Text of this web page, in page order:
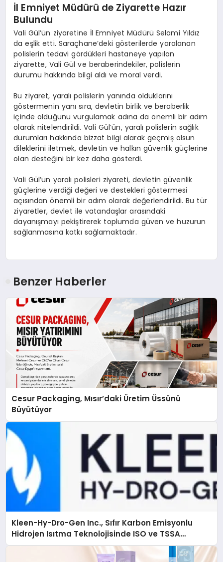
İl Emniyet Müdürü de Ziyarette Hazır
Bulundu
Vali Gül’ün ziyaretine İl Emniyet Müdürü Selami Yıldız
da eşlik etti. Saraçhane’deki gösterilerde yaralanan
polislerin tedavi gördükleri hastaneye yapılan
ziyarette, Vali Gül ve beraberindekiler, polislerin
durumu hakkında bilgi aldı ve moral verdi.
Bu ziyaret, yaralı polislerin yanında olduklarını
göstermenin yanı sıra, devletin birlik ve beraberlik
içinde olduğunu vurgulamak adına da önemli bir adım
olarak nitelendirildi. Vali Gül’ün, yaralı polislerin sağlık
durumları hakkında bizzat bilgi alarak geçmiş olsun
dileklerini iletmek, devletin ve halkın güvenlik güçlerine
olan desteğini bir kez daha gösterdi.
Vali Gül’ün yaralı polisleri ziyareti, devletin güvenlik
güçlerine verdiği değeri ve destekleri göstermesi
açısından önemli bir adım olarak değerlendirildi. Bu tür
ziyaretler, devlet ile vatandaşlar arasındaki
dayanışmayı pekiştirerek toplumda güven ve huzurun
sağlanmasına katkı sağlamaktadır.
Benzer Haberler
Cesur Packaging, Mısır’daki Üretim Üssünü
Büyütüyor
Kleen-Hy-Dro-Gen Inc., Sıfır Karbon Emisyonlu
Hidrojen Isıtma Teknolojisinde ISO ve TSSA
Düzenleyici Onaylarını Aldı